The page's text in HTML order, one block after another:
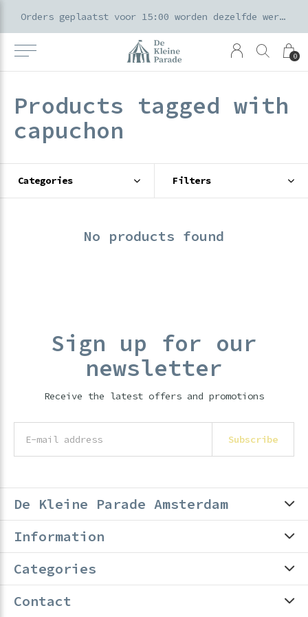
0
Orders geplaatst voor 15:00 worden dezelfde werkdag verzonden
Products tagged with
capuchon
Categories Filters
No products found
Sign up for our
newsletter
Receive the latest offers and promotions
Subscribe
De Kleine Parade Amsterdam
Information
Categories
Contact